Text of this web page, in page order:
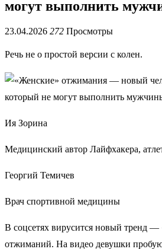
могут выполнить
23.04.2026 272 Просмотры
Речь не о простой версии с колен.
Ия Зорина
Медицинский автор Лайфхакера,
Георгий Темичев
Врач спортивной медицины
В соцсетях вирусится новый тренд —
отжиманий. На видео девушки